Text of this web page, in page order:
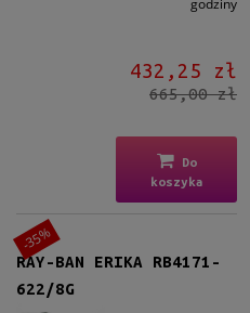
godziny
432,25 zł
665,00 zł
Do
koszyka
RAY-BAN ERIKA RB4171-
622/8G
-35%